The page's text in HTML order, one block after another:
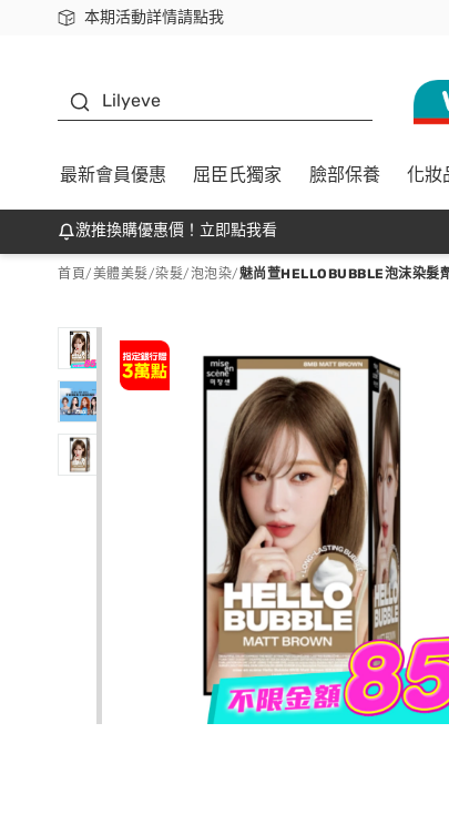
本期活動詳情請點我
下載app最高回饋$350
Lilyeve
最新會員優惠 屈臣氏獨家 臉部保養 化妝
激推換購優惠價！立即點我看
首頁/美體美髮/染髮/泡泡染/魅尚萱HELLOBUBBLE泡沫染髮